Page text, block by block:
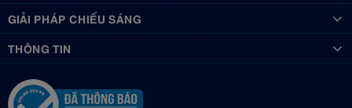
GIẢI PHÁP CHIẾU SÁNG
THÔNG TIN